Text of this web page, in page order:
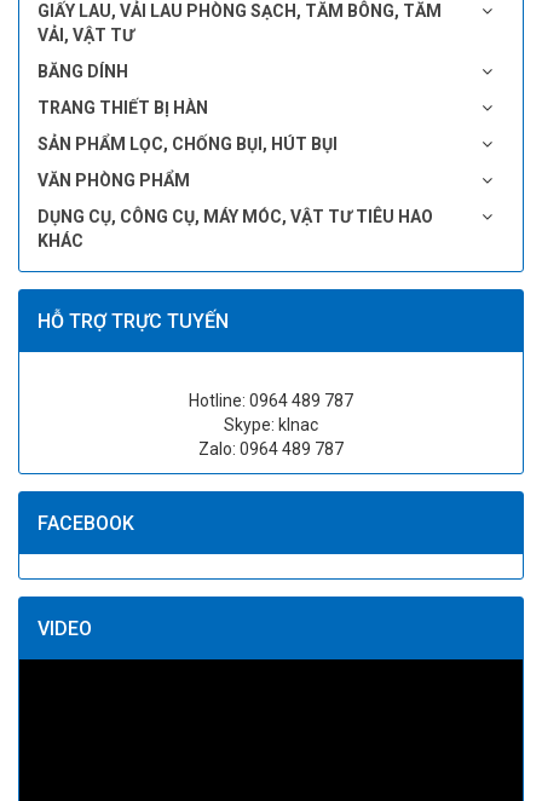
GIẤY LAU, VẢI LAU PHÒNG SẠCH, TĂM BÔNG, TĂM
VẢI, VẬT TƯ
BĂNG DÍNH
TRANG THIẾT BỊ HÀN
SẢN PHẨM LỌC, CHỐNG BỤI, HÚT BỤI
VĂN PHÒNG PHẨM
DỤNG CỤ, CÔNG CỤ, MÁY MÓC, VẬT TƯ TIÊU HAO
KHÁC
HỖ TRỢ TRỰC TUYẾN
Hotline: 0964 489 787
Skype: klnac
Zalo: 0964 489 787
FACEBOOK
VIDEO